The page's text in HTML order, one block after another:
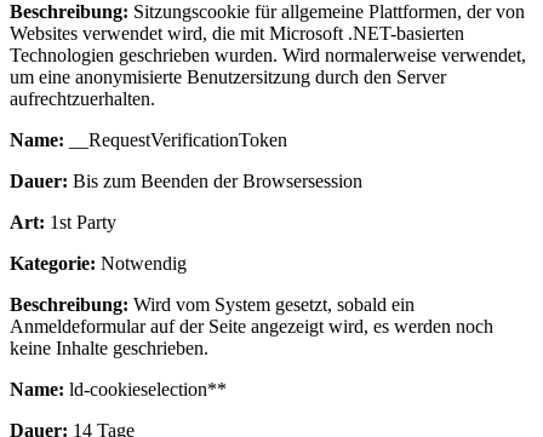
Beschreibung: Sitzungscookie für allgemeine Plattformen, der von
Websites verwendet wird, die mit Microsoft .NET-basierten
Technologien geschrieben wurden. Wird normalerweise verwendet,
um eine anonymisierte Benutzersitzung durch den Server
aufrechtzuerhalten.
Name: __RequestVerificationToken
Dauer: Bis zum Beenden der Browsersession
Art: 1st Party
Kategorie: Notwendig
Beschreibung: Wird vom System gesetzt, sobald ein
Anmeldeformular auf der Seite angezeigt wird, es werden noch
keine Inhalte geschrieben.
Name: ld-cookieselection**
Dauer: 14 Tage